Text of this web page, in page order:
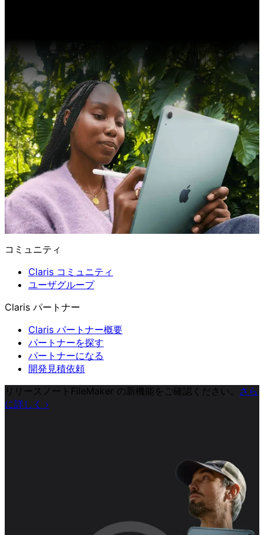
コミュニティ
Claris コミュニティ
ユーザグループ
Claris パートナー
Claris パートナー概要
パートナーを探す
パートナーになる
開発見積依頼
リリースノート FileMaker の新機能をご確認ください。 さら
に詳しく ›